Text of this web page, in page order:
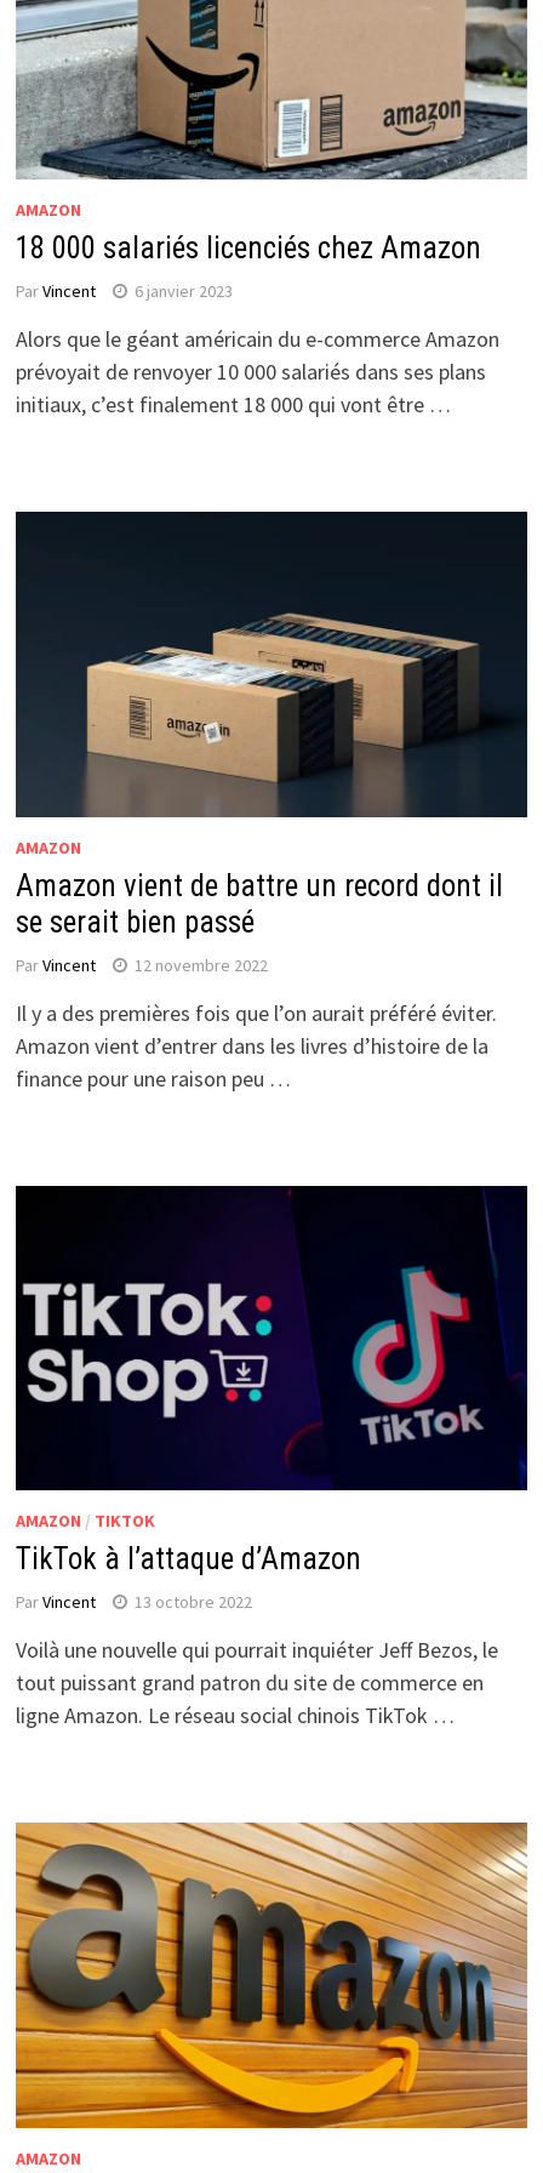
AMAZON
18 000 salariés licenciés chez Amazon
ParVincent 6 janvier 2023
Alors que le géant américain du e-commerce Amazon
prévoyait de renvoyer 10 000 salariés dans ses plans
initiaux, c’est finalement 18 000 qui vont être …
AMAZON
Amazon vient de battre un record dont il
se serait bien passé
ParVincent 12 novembre 2022
Il y a des premières fois que l’on aurait préféré éviter.
Amazon vient d’entrer dans les livres d’histoire de la
finance pour une raison peu …
AMAZON / TIKTOK
TikTok à l’attaque d’Amazon
ParVincent 13 octobre 2022
Voilà une nouvelle qui pourrait inquiéter Jeff Bezos, le
tout puissant grand patron du site de commerce en
ligne Amazon. Le réseau social chinois TikTok …
AMAZON